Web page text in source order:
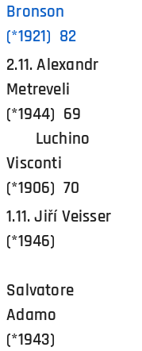
Bronson
(*1921) 82
2.11. Alexandr
Metreveli
(*1944) 69
Luchino
Visconti
(*1906) 70
1.11. Jiří Veisser
(*1946)
Salvatore
Adamo
(*1943)